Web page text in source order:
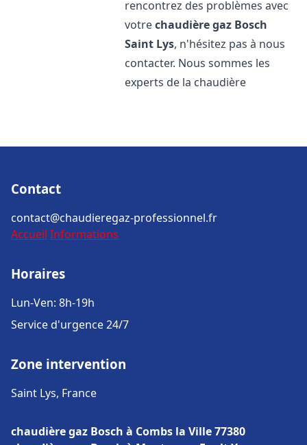
rencontrez des problèmes avec
votrechaudière gaz Bosch
Saint Lys, n'hésitez pas à nous
contacter. Nous sommes les
experts de la chaudière
Contact
contact@chaudieregaz-professionnel.fr
Accueil Informations
Horaires
Lun-Ven: 8h-19h
Service d'urgence 24/7
Zone intervention
Saint Lys, France
chaudière gaz Bosch à Combs la Ville 77380